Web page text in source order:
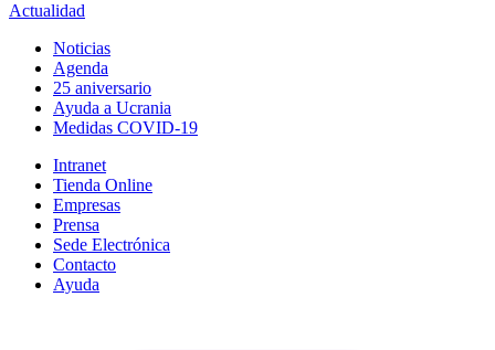
Actualidad
Noticias
Agenda
25 aniversario
Ayuda a Ucrania
Medidas COVID-19
Intranet
Tienda Online
Empresas
Prensa
Sede Electrónica
Contacto
Ayuda